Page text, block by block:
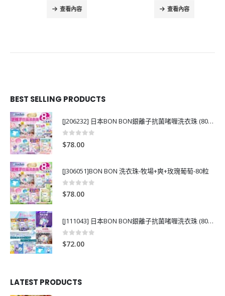
查看內容 查看內容
BEST SELLING PRODUCTS
[J206232] 日本BON BON銀離子抗菌啫喱洗衣珠 (80粒)
0
$78.00
[J306051]BON BON 洗衣珠-牧場+爽+玫瑰葡萄-80粒
0out of 5
$78.00
[J111043] 日本BON BON銀離子抗菌啫喱洗衣珠 (80粒)
0out of 5
$72.00
LATEST PRODUCTS